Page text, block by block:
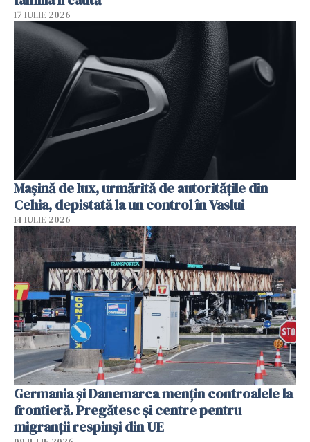
17 IULIE 2026
Mașină de lux, urmărită de autoritățile din
Cehia, depistată la un control în Vaslui
14 IULIE 2026
Germania și Danemarca mențin controalele la
frontieră. Pregătesc și centre pentru
migranții respinși din UE